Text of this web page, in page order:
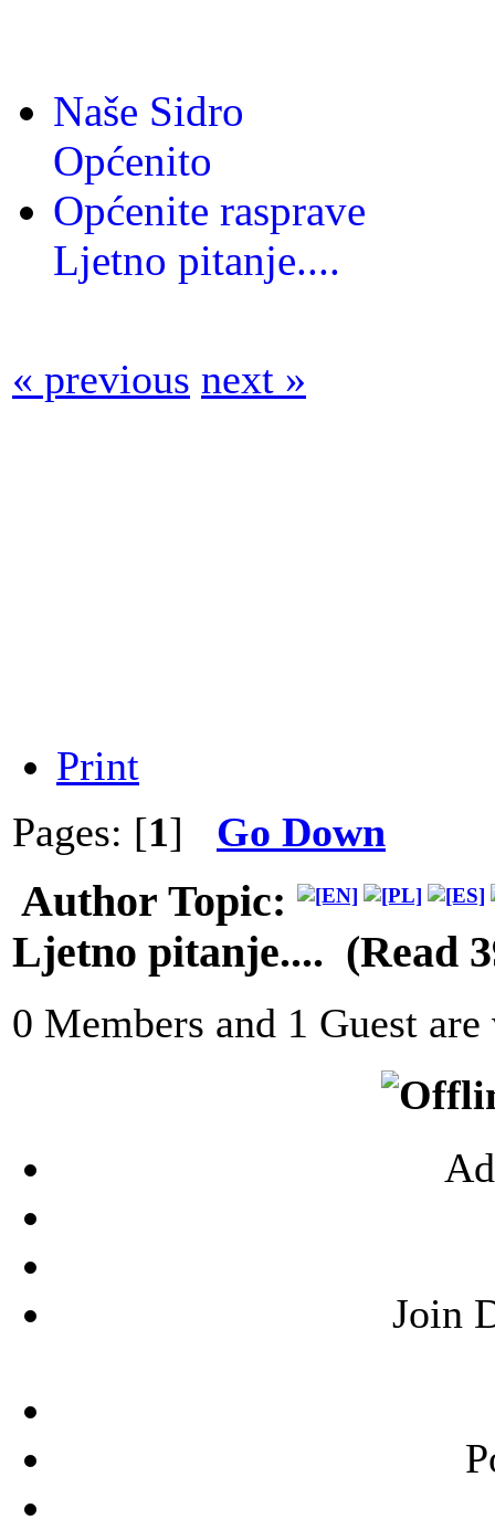
Naše Sidro
Općenito
Općenite rasprave
Ljetno pitanje....
« previous next »
Print
Pages: [1] Go Down
Author Topic:
Ljetno pitanje.... (Read
0 Members and 1 Guest
Join